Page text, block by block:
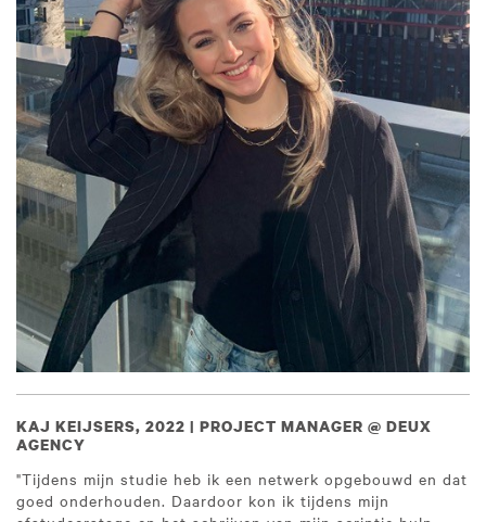
KAJ KEIJSERS, 2022 | PROJECT MANAGER @ DEUX
AGENCY
"Tijdens mijn studie heb ik een netwerk opgebouwd en dat
goed onderhouden. Daardoor kon ik tijdens mijn